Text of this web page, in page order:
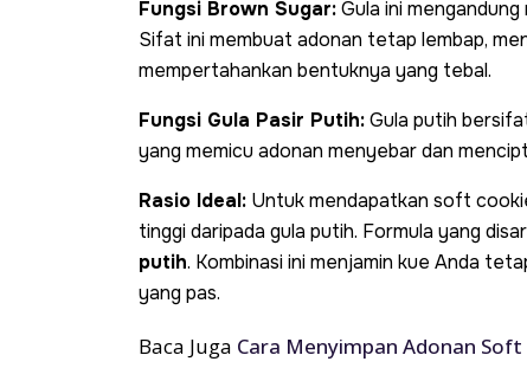
Fungsi Brown Sugar:Gula ini mengandung
Sifat ini membuat adonan tetap lembap,
mempertahankan bentuknya yang tebal.
Fungsi Gula Pasir Putih:Gula putih
yang memicu adonan menyebar dan
Rasio Ideal: Untuk mendapatkan soft
tinggi daripada gula putih. Formula yang
putih. Kombinasi ini menjamin kue Anda
yang pas.
Baca Juga Cara Menyimpan Adonan